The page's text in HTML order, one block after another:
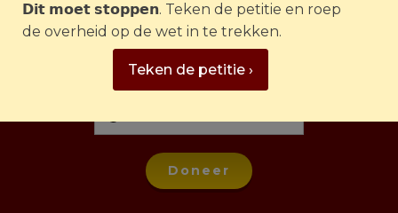
Eenmalig Maandelijks Jaarlijks
€10 €15 €25
Doneer
𝗗𝗶𝘁 𝗺𝗼𝗲𝘁 𝘀𝘁𝗼𝗽𝗽𝗲𝗻. Teken de petitie en roep
de overheid op de wet in te trekken.
Teken de petitie ›